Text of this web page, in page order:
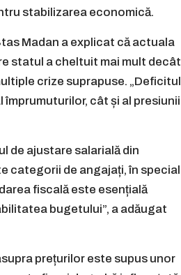
stabilizarea economică.
Madan a explicat că actuala
statul a cheltuit mai mult decât
crize suprapuse. „Deficitul
cât și al presiunii
de ajustare salarială din
categorii de angajați, în special
fiscală este esențială
bugetului”, a adăugat
prețurilor este supus unor